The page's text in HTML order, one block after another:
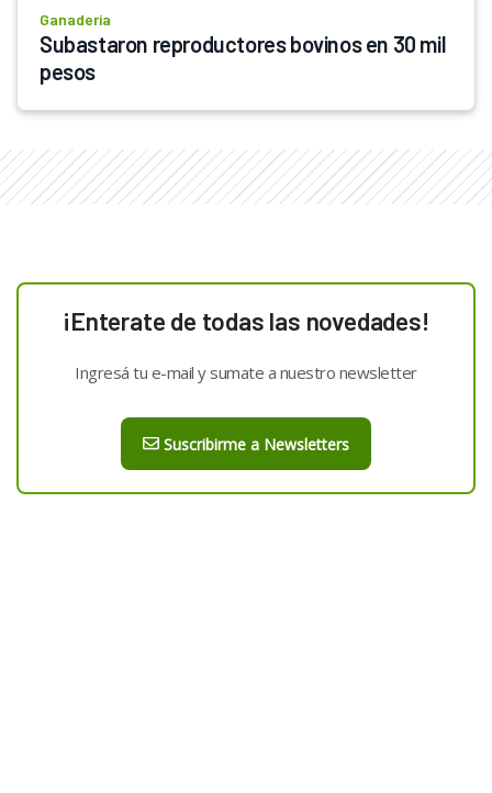
Ganadería
Subastaron reproductores bovinos en 30 mil
pesos
¡Enterate de todas las novedades!
Ingresá tu e-mail y sumate a nuestro newsletter
Suscribirme a Newsletters